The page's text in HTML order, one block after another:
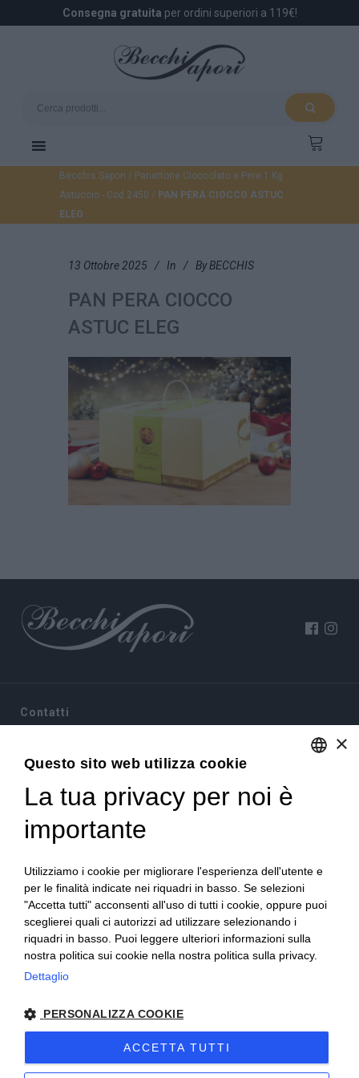
Consegna gratuita per ordini superiori a 119€!
Becchis Sapori / Panettone Cioccolato e Pere 1 Kg
Astuccio - Cod 2450 / PAN PERA CIOCCO ASTUC
ELEG
13 Ottobre 2025 In By BECCHIS
PAN PERA CIOCCO
ASTUC ELEG
Contatti
10022 Carmagnola(TO)
+39 380 6441674
info@becchisapori.it
Informazioni
Home
Chi siamo
Condizioni di vendita
Diritto di recesso
Modalità pagamento
Spedizioni e consegne
Supporto e assistenza
Imballi antirottura
Contatti
×
Questo sito web utilizza cookie
La tua privacy per noi è
importante
Utilizziamo i cookie per migliorare l'esperienza dell'utente e
per le finalità indicate nei riquadri in basso. Se selezioni
"Accetta tutti" acconsenti all'uso di tutti i cookie, oppure puoi
sceglierei quali ci autorizzi ad utilizzare selezionando i
riquadri in basso. Puoi leggere ulteriori informazioni sulla
nostra politica sui cookie nella nostra politica sulla privacy.
Dettaglio
PERSONALIZZA COOKIE
ACCETTA TUTTI